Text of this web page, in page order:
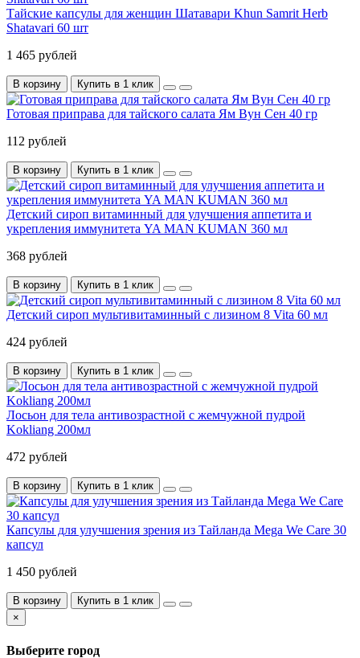
Тайские капсулы для женщин Шатавари Khun Samrit Herb
Shatavari 60 шт
1 465 рублей
В корзину Купить в 1 клик
Готовая приправа для тайского салата Ям Вун Сен 40 гр
112 рублей
В корзину Купить в 1 клик
Детский сироп витаминный для улучшения аппетита и
укрепления иммунитета YA MAN KUMAN 360 мл
368 рублей
В корзину Купить в 1 клик
Детский сироп мультивитаминный с лизином 8 Vita 60 мл
424 рублей
В корзину Купить в 1 клик
Лосьон для тела антивозрастной с жемчужной пудрой
Kokliang 200мл
472 рублей
В корзину Купить в 1 клик
Капсулы для улучшения зрения из Тайланда Mega We Care 30
капсул
1 450 рублей
В корзину
Купить в 1 клик
×
Выберите город